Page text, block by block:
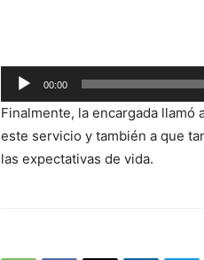
Reproductor
de
audio
00:00
Finalmente, la encargada llamó
este servicio y también a que
las expectativas de vida.